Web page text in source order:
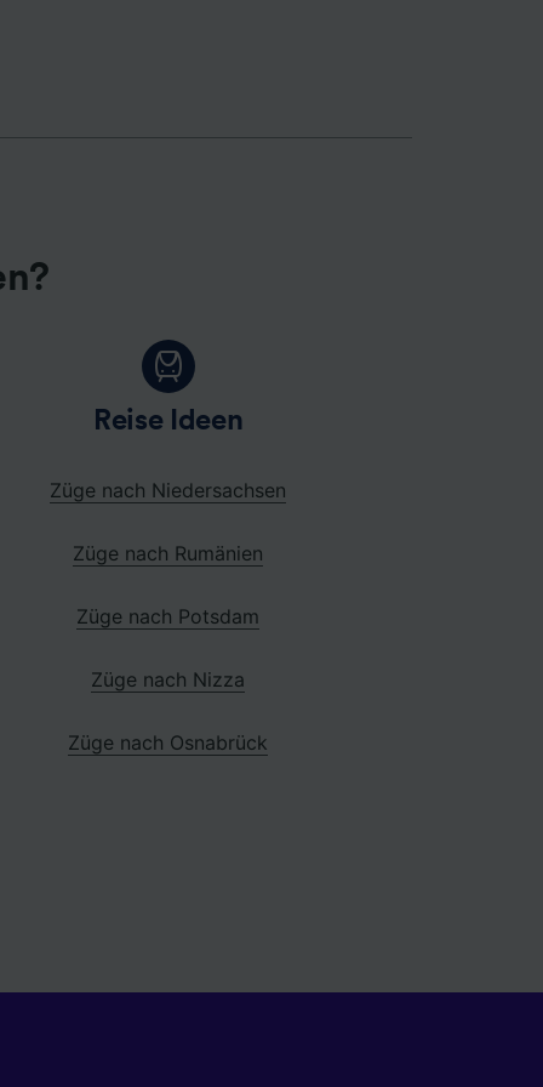
Reise Ideen
Züge nach Niedersachsen
Züge nach Rumänien
Züge nach Potsdam
Züge nach Nizza
Züge nach Osnabrück